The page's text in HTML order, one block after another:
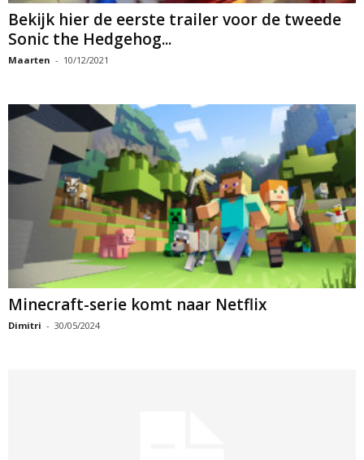
Bekijk hier de eerste trailer voor de tweede
Sonic the Hedgehog...
Maarten - 10/12/2021
Minecraft-serie komt naar Netflix
Dimitri - 30/05/2024